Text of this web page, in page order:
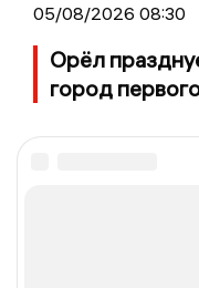
05/08/2026 08:30
Орёл
город